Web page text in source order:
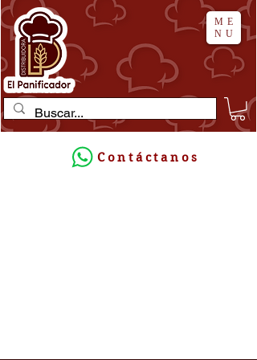
ME
NU
Contáctanos